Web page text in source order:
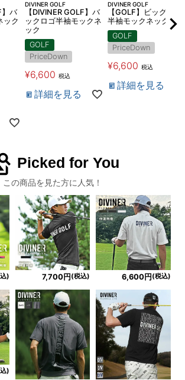
】バ
ック
DIVINER GOLF
【DIVINER GOLF】バ
ックロゴ半袖モックネ
ック
GOLF
PriceDown
¥6,600 税込
詳細を見る
DIVINER GOLF
【GOLF】ビッグロゴ
半袖モックネック
GOLF
PriceDown
¥6,600 税込
詳細を見る
Picked for You
この商品を見た方に人気！
) 7,700円 (税込) 6,600円 (税込)
)